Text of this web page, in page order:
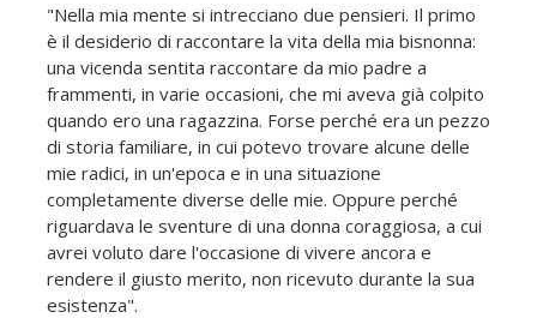
"Nella mia mente si intrecciano due pensieri. Il primo
è il desiderio di raccontare la vita della mia bisnonna:
una vicenda sentita raccontare da mio padre a
frammenti, in varie occasioni, che mi aveva già colpito
quando ero una ragazzina. Forse perché era un pezzo
di storia familiare, in cui potevo trovare alcune delle
mie radici, in un'epoca e in una situazione
completamente diverse delle mie. Oppure perché
riguardava le sventure di una donna coraggiosa, a cui
avrei voluto dare l'occasione di vivere ancora e
rendere il giusto merito, non ricevuto durante la sua
esistenza".